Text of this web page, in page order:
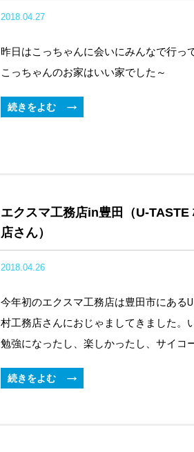
2018.04.27
昨日はこっちゃんに会いにみんなで行っ
こっちゃんのお家はいい家でした～
続きをよむ
エクスマ工務店in豊田（U-TASTE
店さん）
2018.04.26
今年初のエクスマ工務店は豊田市にある
村工務店さんにおじゃましてきました。
勉強になったし、楽しかったし、サイコ
続きをよむ